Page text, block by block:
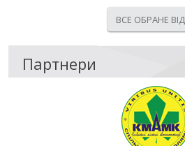
ВСЕ ОБРАНЕ
Партнери